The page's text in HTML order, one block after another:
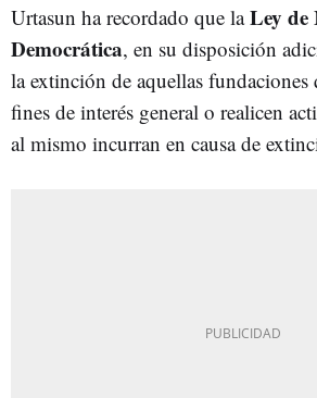
Urtasun ha recordado que laLey de
Democrática, en su disposición
la extinción de aquellas fundaciones
fines de interés general o realicen
al mismo incurran en causa de